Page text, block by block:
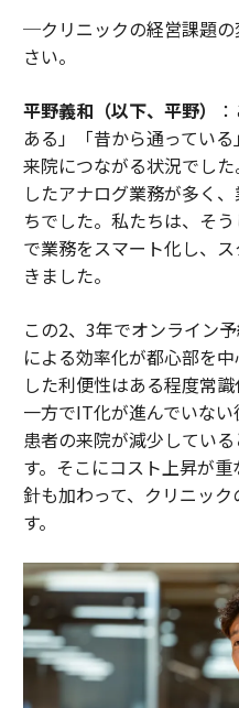
─クリニックの経営課題の
さい。
平野義和（以下、平野）
ある」「昔から通ってい
来院につながる状況でし
したアナログ業務が多く
ちでした。私たちは、そ
で業務をスマート化し、
きました。
この2、3年でオンライン
による効率化が都心部を
した利便性はある程度常
一方でIT化が進んでいな
患者の来院が減少してい
す。そこにコスト上昇が
針も加わって、クリニッ
す。